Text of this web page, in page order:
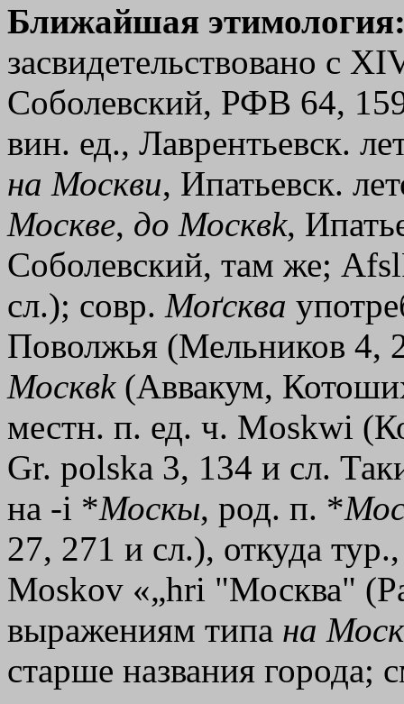
Ближайшая
засвидетельствовано с
Соболевский, РФВ 64,
вин. ед., Лаврентьевск.
на Москви, Ипатьевск.
Москве, до Москвk,
Соболевский, там же;
сл.); совр. Моґсква
Поволжья (Мельников 4,
Москвk(Аввакум,
местн. п. ед. ч. Мoskwi
Gr. polska 3, 134 и сл.
на -і *Москы, род. п. *
27, 271 и сл.), откуда
Моskоv «„hri "Москва"
выражениям типа на
старше названия